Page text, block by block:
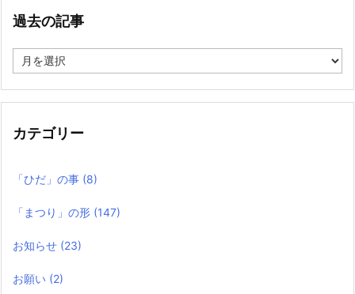
過去の記事
去
記
カテゴリー
「ひだ」の事 (8)
「まつり」の形 (147)
お知らせ (23)
お願い (2)